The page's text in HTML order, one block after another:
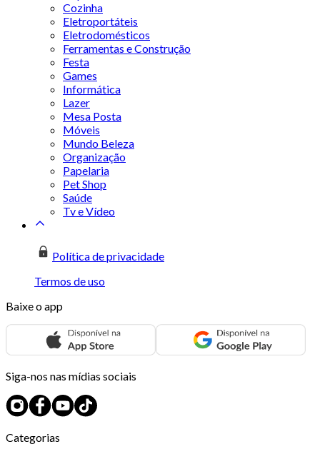
Cozinha
Eletroportáteis
Eletrodomésticos
Ferramentas e Construção
Festa
Games
Informática
Lazer
Mesa Posta
Móveis
Mundo Beleza
Organização
Papelaria
Pet Shop
Saúde
Tv e Vídeo
Política de privacidade
Termos de uso
Baixe o app
Siga-nos nas mídias sociais
Categorias